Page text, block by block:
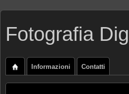
Fotografia
Informazioni Contatti